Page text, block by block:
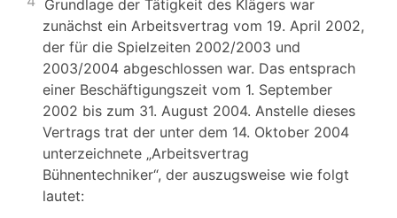
Grundlage der Tätigkeit des Klägers war
zunächst ein Arbeitsvertrag vom 19. April 2002,
der für die Spielzeiten 2002/2003 und
2003/2004 abgeschlossen war. Das entsprach
einer Beschäftigungszeit vom 1. September
2002 bis zum 31. August 2004. Anstelle dieses
Vertrags trat der unter dem 14. Oktober 2004
unterzeichnete „Arbeitsvertrag
Bühnentechniker“, der auszugsweise wie folgt
lautet: